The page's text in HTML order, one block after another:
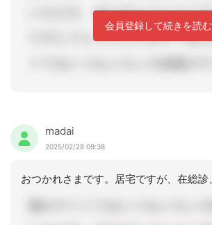
会員登録して続きを読む
madai
2025/02/28 09:38